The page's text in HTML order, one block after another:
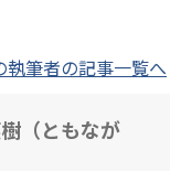
執筆者の記事一覧へ
（ともなが